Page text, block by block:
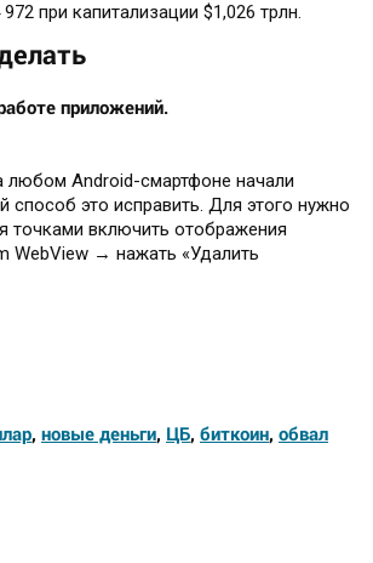
при капитализации $1,026 трлн.
приложений.
любом Android-смартфоне начали
способ это исправить. Для этого нужно
включить отображения
WebView → нажать «Удалить
, новые деньги, ЦБ, биткоин, обвал